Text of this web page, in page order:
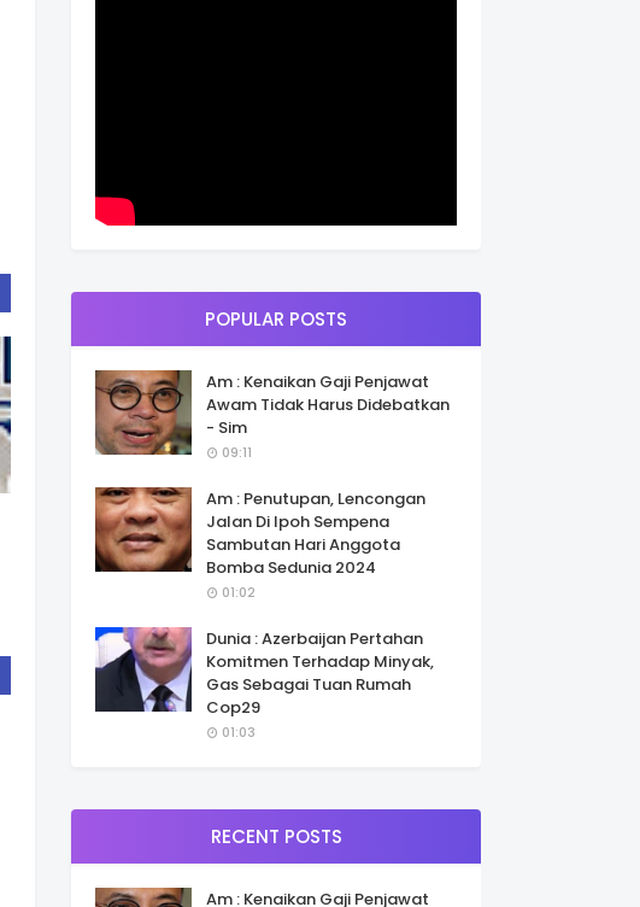
POPULAR POSTS
Am : Kenaikan Gaji Penjawat
Awam Tidak Harus Didebatkan
- Sim
09:11
Am : Penutupan, Lencongan
Jalan Di Ipoh Sempena
Sambutan Hari Anggota
Bomba Sedunia 2024
01:02
Dunia : Azerbaijan Pertahan
Komitmen Terhadap Minyak,
Gas Sebagai Tuan Rumah
Cop29
01:03
RECENT POSTS
Am : Kenaikan Gaji Penjawat